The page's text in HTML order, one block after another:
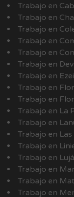
Trabajo en
Trabajo en
Trabajo en
Trabajo en
Trabajo en
Trabajo en
Trabajo en
Trabajo en
Trabajo en
Trabajo en La
Trabajo en
Trabajo en Las
Trabajo en
Trabajo en
Trabajo en
Trabajo en
Trabajo en